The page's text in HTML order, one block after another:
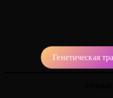
Генетическая